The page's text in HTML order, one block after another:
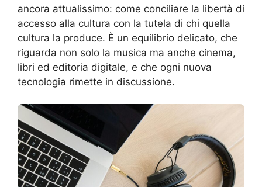
ancora attualissimo: come conciliare la libertà di
accesso alla cultura con la tutela di chi quella
cultura la produce. È un equilibrio delicato, che
riguarda non solo la musica ma anche cinema,
libri ed editoria digitale, e che ogni nuova
tecnologia rimette in discussione.